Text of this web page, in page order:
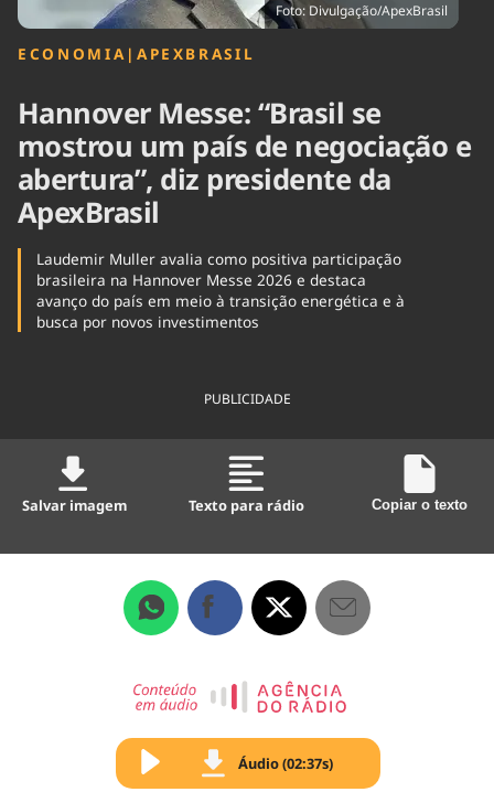
Foto: Divulgação/ApexBrasil
ECONOMIA | APEXBRASIL
Hannover Messe: “Brasil se
mostrou um país de negociação e
abertura”, diz presidente da
ApexBrasil
Laudemir Muller avalia como positiva participação
brasileira na Hannover Messe 2026 e destaca
avanço do país em meio à transição energética e à
busca por novos investimentos
PUBLICIDADE
Salvar imagem Texto para rádio Copiar o texto
Áudio (02:37s)